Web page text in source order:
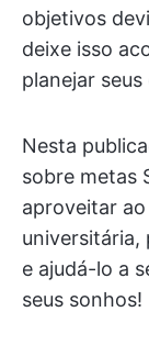
objetivos
deixe isso
planejar
Nesta
sobre metas
aproveitar
universitária,
e ajudá-lo a
seus sonhos!